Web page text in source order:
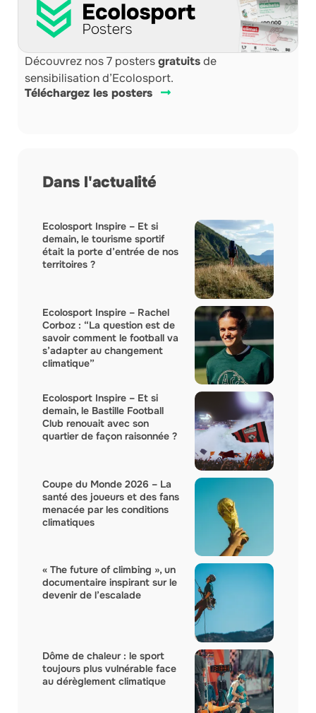
Découvrez nos 7 postersgratuitsde
sensibilisation d’Ecolosport.
Téléchargez les posters
Dans l'actualité
Ecolosport Inspire – Et si
demain, le tourisme sportif
était la porte d’entrée de nos
territoires ?
Ecolosport Inspire – Rachel
Corboz : “La question est de
savoir comment le football va
s’adapter au changement
climatique”
Ecolosport Inspire – Et si
demain, le Bastille Football
Club renouait avec son
quartier de façon raisonnée ?
Coupe du Monde 2026 – La
santé des joueurs et des fans
menacée par les conditions
climatiques
« The future of climbing », un
documentaire inspirant sur le
devenir de l’escalade
Dôme de chaleur : le sport
toujours plus vulnérable face
au dérèglement climatique